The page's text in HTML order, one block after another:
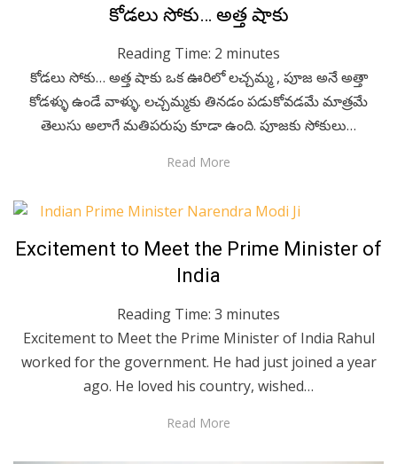
Posted
on
March 23, 2023
Kids Stories
కోడలు సోకు… అత్త షాకు
Reading Time: 2 minutes
కోడలు సోకు… అత్త షాకు ఒక ఊరిలో లచ్చమ్మ , పూజ అనే అత్తా
కోడళ్ళు ఉండే వాళ్ళు. లచ్చమ్మకు తినడం పడుకోవడమే మాత్రమే
తెలుసు అలాగే మతిపరుపు కూడా ఉంది. పూజకు సోకులు…
Read More
Posted
on
September 19, 2022
English
Excitement to Meet the Prime Minister of
India
Reading Time: 3 minutes
Excitement to Meet the Prime Minister of India Rahul
worked for the government. He had just joined a year
ago. He loved his country, wished…
Read More